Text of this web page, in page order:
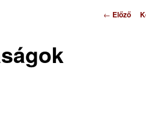
Bejegyzés
← Előző